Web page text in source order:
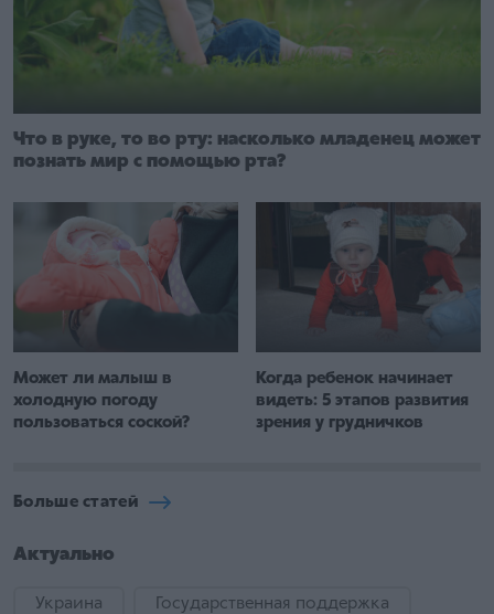
Что в руке, то во рту: насколько младенец может
познать мир с помощью рта?
Может ли малыш в
холодную погоду
пользоваться соской?
Когда ребенок начинает
видеть: 5 этапов развития
зрения у грудничков
Больше статей
Актуально
Украина Государственная поддержка